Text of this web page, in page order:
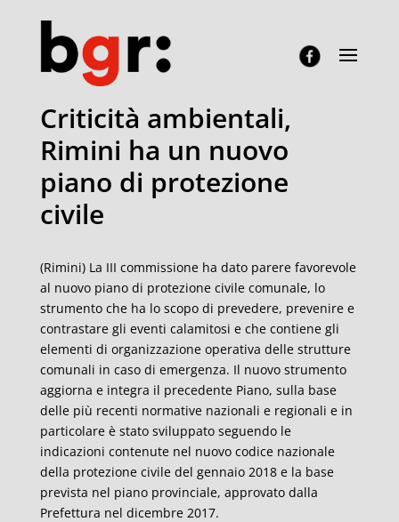
Criticità ambientali,
Rimini ha un nuovo
piano di protezione
civile
(Rimini) La III commissione ha dato parere favorevole
al nuovo piano di protezione civile comunale, lo
strumento che ha lo scopo di prevedere, prevenire e
contrastare gli eventi calamitosi e che contiene gli
elementi di organizzazione operativa delle strutture
comunali in caso di emergenza. Il nuovo strumento
aggiorna e integra il precedente Piano, sulla base
delle più recenti normative nazionali e regionali e in
particolare è stato sviluppato seguendo le
indicazioni contenute nel nuovo codice nazionale
della protezione civile del gennaio 2018 e la base
prevista nel piano provinciale, approvato dalla
Prefettura nel dicembre 2017.